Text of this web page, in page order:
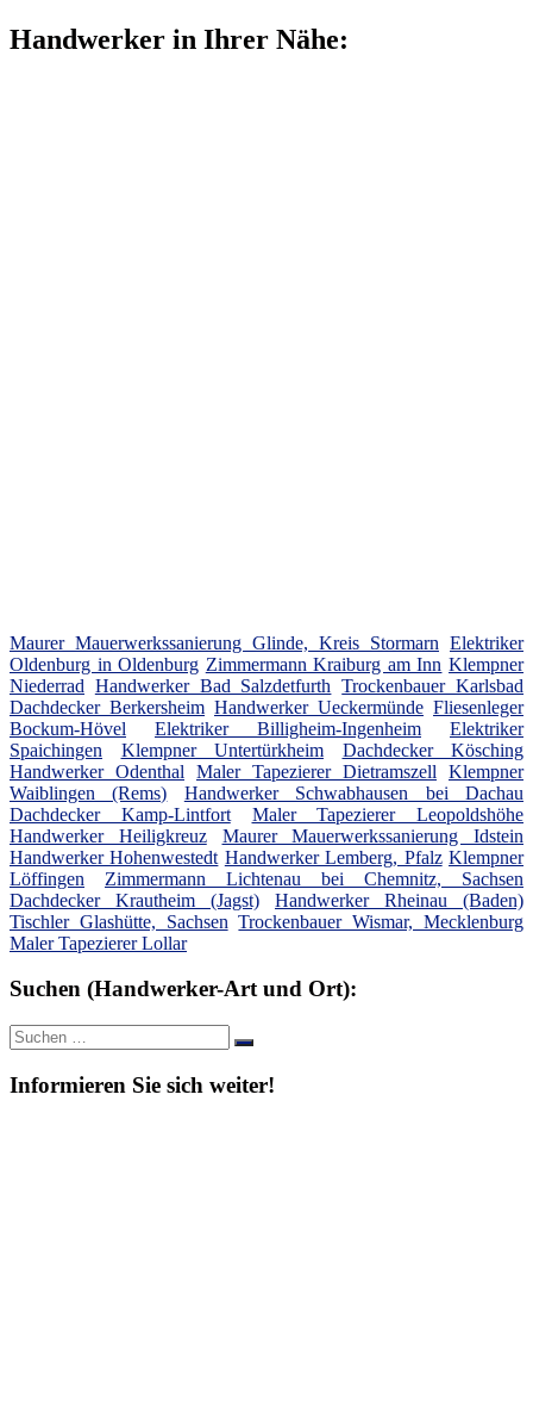
Handwerker in Ihrer Nähe:
Maurer Mauerwerkssanierung Glinde, Kreis Stormarn Elektriker
Oldenburg in Oldenburg Zimmermann Kraiburg am Inn Klempner
Niederrad Handwerker Bad Salzdetfurth
Trockenbauer Karlsbad
Dachdecker Berkersheim Handwerker Ueckermünde Fliesenleger
Bockum-Hövel
Elektriker Billigheim-Ingenheim
Elektriker
Spaichingen
Klempner Untertürkheim
Dachdecker Kösching
Handwerker Odenthal
Maler Tapezierer Dietramszell
Klempner
Waiblingen (Rems)
Handwerker Schwabhausen bei Dachau
Dachdecker Kamp-Lintfort
Maler Tapezierer Leopoldshöhe
Handwerker Heiligkreuz
Maurer Mauerwerkssanierung Idstein
Handwerker Hohenwestedt Handwerker Lemberg, Pfalz Klempner
Löffingen
Zimmermann Lichtenau bei Chemnitz, Sachsen
Dachdecker Krautheim (Jagst)
Handwerker Rheinau (Baden)
Tischler Glashütte, Sachsen Trockenbauer Wismar, Mecklenburg
Maler Tapezierer Lollar
Suchen (Handwerker-Art und Ort):
Suche
nach:
Suchen
Informieren Sie sich weiter!